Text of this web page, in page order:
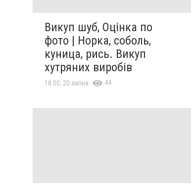
Викуп шуб, Оцінка по
фото | Норка, соболь,
куница, рись. Викуп
хутряних виробів
18:00, 20 липня 44